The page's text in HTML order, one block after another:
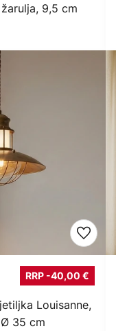
9,5 cm
RRP -40,00 €
Louisanne,
35 cm